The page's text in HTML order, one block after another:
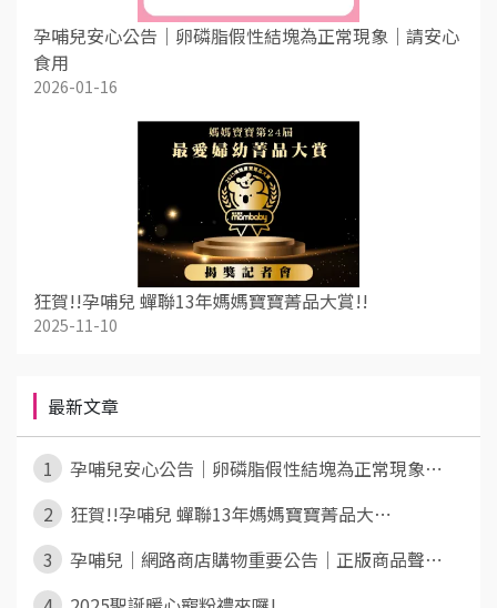
孕哺兒安心公告｜卵磷脂假性結塊為正常現象｜請安心
食用
2026-01-16
狂賀!!孕哺兒 蟬聯13年媽媽寶寶菁品大賞!!
2025-11-10
最新文章
1
孕哺兒安心公告｜卵磷脂假性結塊為正常現象⋯
2
狂賀!!孕哺兒 蟬聯13年媽媽寶寶菁品大⋯
3
孕哺兒｜網路商店購物重要公告｜正版商品聲⋯